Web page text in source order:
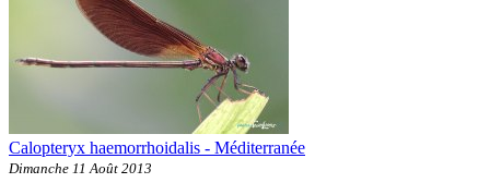
Calopteryx haemorrhoidalis - Méditerranée
Dimanche 11 Août 2013